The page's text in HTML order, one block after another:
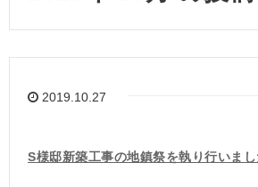
2019.10.27
S様邸新築工事の地鎮祭を執り行いま